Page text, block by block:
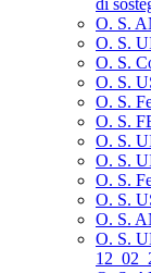
di
O. S.
O. S.
O. S.
O. S.
O. S.
O. S.
O. S.
O. S.
O. S.
O. S.
O. S.
O. S.